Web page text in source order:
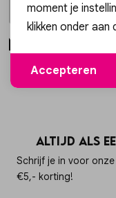
In
Selecteer
Meer looks
Altijd als
Schrijf je in voor
€5,- korting!
moment je
klikken onder aan
Accepteren